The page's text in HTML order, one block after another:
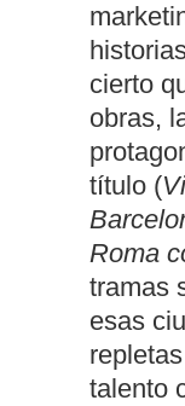
cierto
obras,
título (
Roma
tramas
esas
talento